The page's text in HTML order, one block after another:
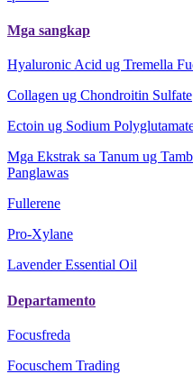
Mga sangkap
Hyaluronic Acid ug Tremella
Collagen ug Chondroitin Sulfate
Ectoin ug Sodium
Mga Ekstrak sa Tanum ug
Panglawas
Fullerene
Pro-Xylane
Lavender Essential Oil
Departamento
Focusfreda
Focuschem Trading